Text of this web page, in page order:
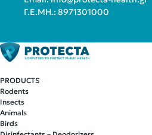
Γ.Ε.ΜΗ.: 8971301000
PRODUCTS
Rodents
Insects
Animals
Birds